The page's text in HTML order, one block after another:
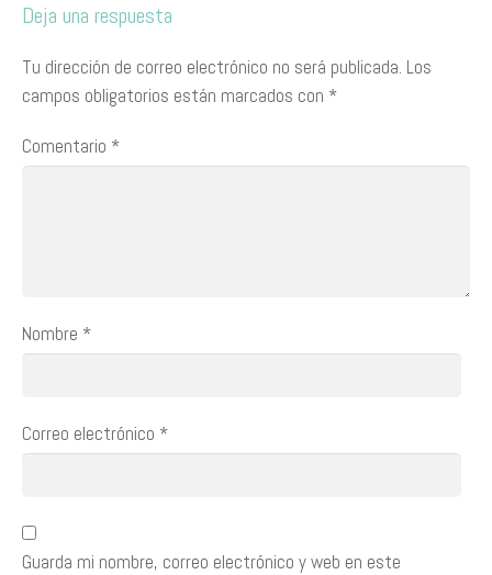
Deja una respuesta
Tu dirección de correo electrónico no será publicada. Los
campos obligatorios están marcados con *
Comentario *
Nombre *
Correo electrónico *
Guarda mi nombre, correo electrónico y web en este